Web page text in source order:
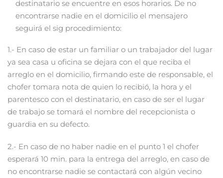
destinatario se encuentre en esos horarios. De no
encontrarse nadie en el domicilio el mensajero
seguirá el sig procedimiento:
1.- En caso de estar un familiar o un trabajador del lugar
ya sea casa u oficina se dejara con el que reciba el
arreglo en el domicilio, firmando este de responsable, el
chofer tomara nota de quien lo recibió, la hora y el
parentesco con el destinatario, en caso de ser el lugar
de trabajo se tomará el nombre del recepcionista o
guardia en su defecto.
2.- En caso de no haber nadie en el punto 1 el chofer
esperará 10 min. para la entrega del arreglo, en caso de
no encontrarse nadie se contactará con algún vecino